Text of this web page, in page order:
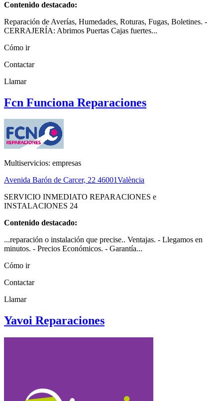
Contenido destacado:
Reparación de Averías, Humedades, Roturas, Fugas, Boletines. -
CERRAJERÍA: Abrimos Puertas Cajas fuertes...
Cómo ir
Contactar
Llamar
Fcn Funciona Reparaciones
Multiservicios: empresas
Avenida Barón de Carcer, 22 46001València
SERVICIO INMEDIATO REPARACIONES e
INSTALACIONES 24
Contenido destacado:
...reparación o instalación que precise.. Ventajas. - Llegamos en
minutos. - Precios Económicos. - Garantía...
Cómo ir
Contactar
Llamar
Yavoi Reparaciones